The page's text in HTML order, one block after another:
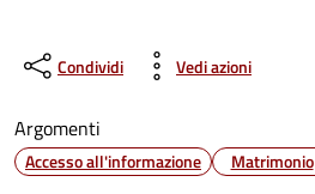
Condividi Vedi azioni
Argomenti
Accesso all'informazione Matrimonio